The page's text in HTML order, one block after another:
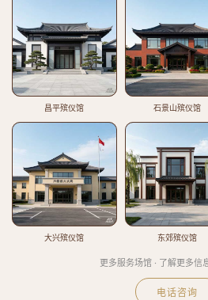
昌平殡仪馆 石景山殡仪馆
大兴殡仪馆 东郊殡仪馆
更多服务场馆 · 了解更多信
电话咨询